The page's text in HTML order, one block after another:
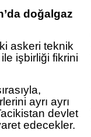
doğalgaz
askeri teknik
işbirliği fikrini
ayrı ayrı
devlet
edecekler.